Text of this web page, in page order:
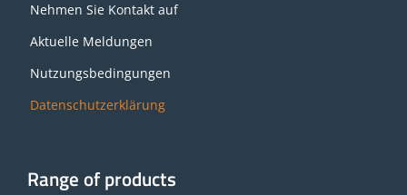
Nehmen Sie Kontakt auf
Aktuelle Meldungen
Nutzungsbedingungen
Datenschutzerklärung
Range of products